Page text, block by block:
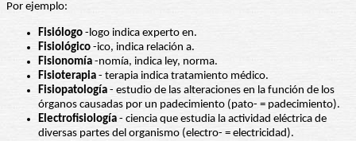
Por ejemplo:
Fisiólogo -logo indica experto en.
Fisiológico -ico, indica relación a.
Fisionomía -nomía, indica ley, norma.
Fisioterapia - terapia indica tratamiento médico.
Fisiopatología - estudio de las alteraciones en la función de los
órganos causadas por un padecimiento (pato- = padecimiento).
Electrofisiología - ciencia que estudia la actividad eléctrica de
diversas partes del organismo (electro- = electricidad).